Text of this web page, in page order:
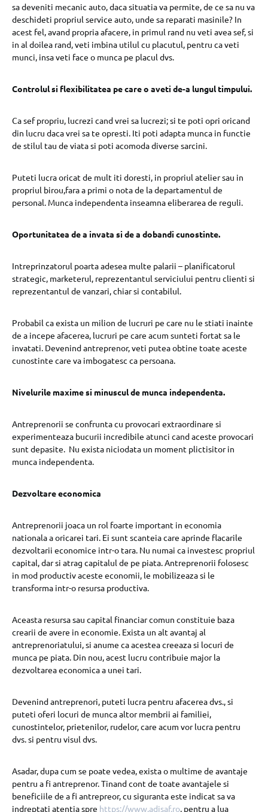
sa deveniti mecanic auto, daca situatia va permite, de ce sa nu va
deschideti propriul service auto, unde sa reparati masinile? In
acest fel, avand propria afacere, in primul rand nu veti avea sef, si
in al doilea rand, veti imbina utilul cu placutul, pentru ca veti
munci, insa veti face o munca pe placul dvs.
Controlul si flexibilitatea pe care o aveti de-a lungul timpului.
Ca sef propriu, lucrezi cand vrei sa lucrezi; si te poti opri oricand
din lucru daca vrei sa te opresti. Iti poti adapta munca in functie
de stilul tau de viata si poti acomoda diverse sarcini.
Puteti lucra oricat de mult iti doresti, in propriul atelier sau in
propriul birou,fara a primi o nota de la departamentul de
personal. Munca independenta inseamna eliberarea de reguli.
Oportunitatea de a invata si de a dobandi cunostinte.
Intreprinzatorul poarta adesea multe palarii – planificatorul
strategic, marketerul, reprezentantul serviciului pentru clienti si
reprezentantul de vanzari, chiar si contabilul.
Probabil ca exista un milion de lucruri pe care nu le stiati inainte
de a incepe afacerea, lucruri pe care acum sunteti fortat sa le
invatati. Devenind antreprenor, veti putea obtine toate aceste
cunostinte care va imbogatesc ca persoana.
Nivelurile maxime si minuscul de munca independenta.
Antreprenorii se confrunta cu provocari extraordinare si
experimenteaza bucurii incredibile atunci cand aceste provocari
sunt depasite. Nu exista niciodata un moment plictisitor in
munca independenta.
Dezvoltare economica
Antreprenorii joaca un rol foarte important in economia
nationala a oricarei tari. Ei sunt scanteia care aprinde flacarile
dezvoltarii economice intr-o tara. Nu numai ca investesc propriul
capital, dar si atrag capitalul de pe piata. Antreprenorii folosesc
in mod productiv aceste economii, le mobilizeaza si le
transforma intr-o resursa productiva.
Aceasta resursa sau capital financiar comun constituie baza
crearii de avere in economie. Exista un alt avantaj al
antreprenoriatului, si anume ca acestea creeaza si locuri de
munca pe piata. Din nou, acest lucru contribuie major la
dezvoltarea economica a unei tari.
Devenind antreprenori, puteti lucra pentru afacerea dvs., si
puteti oferi locuri de munca altor membrii ai familiei,
cunostintelor, prietenilor, rudelor, care acum vor lucra pentru
dvs. si pentru visul dvs.
Asadar, dupa cum se poate vedea, exista o multime de avantaje
pentru a fi antreprenor. Tinand cont de toate avantajele si
beneficiile de a fi antrepreor, cu siguranta este indicat sa va
indreptati atentia spre https://www.adisaf.ro, pentru a lua